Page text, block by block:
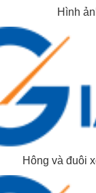
Hình
Hông và đuôi